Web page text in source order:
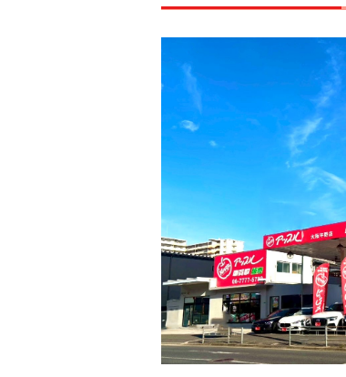
当店中環道路沿いに御座い
駐車スペースをご利用いた
しますので、お気軽にお声
買取業界２０年の経験を活
買取致します！当店では、
売』といった手法を用いお
車両展示場も完備しており
ージにて保管している場合
約頂けますと幸いです。当
店内スペースも御座います
ことを心掛けております。
てご案内も致しますので、
当店のスタッフです！左か
伊藤（アシスタント）中川
フが、お客様にベストなご